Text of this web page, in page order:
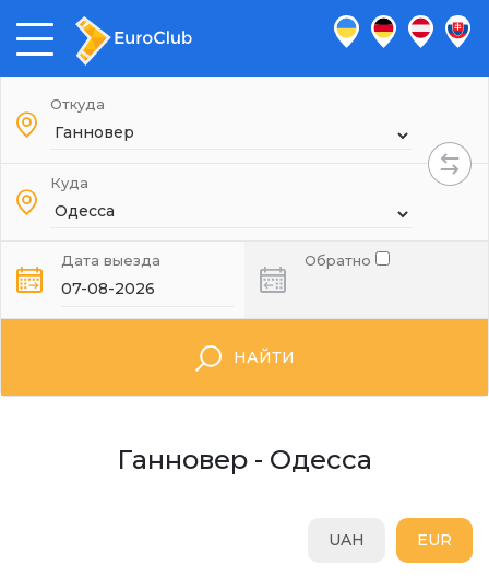
Откуда
Куда
Дата выезда Обратно
НАЙТИ
Ганновер - Одесса
EUR
UAH